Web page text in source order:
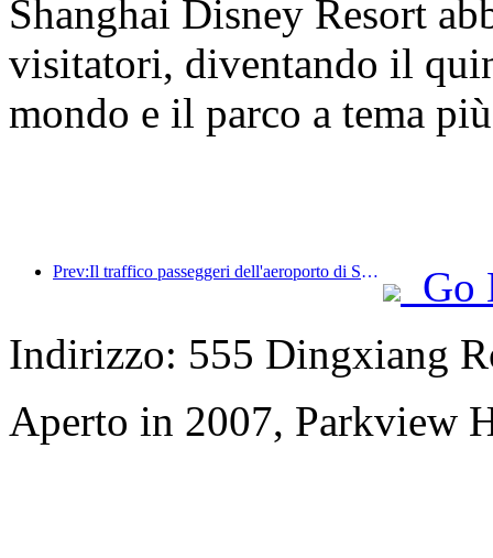
Shanghai Disney Resort
visitatori, diventando il
mondo e il parco a tema
Prev:Il traffico passeggeri dell'aeroporto di Shenzhen ha superato i 3 milioni quest'anno, stabilendo un nuovo record per lo stesso periodo.
Go
Indirizzo: 555 Dingxiang
Aperto in 2007, Parkview